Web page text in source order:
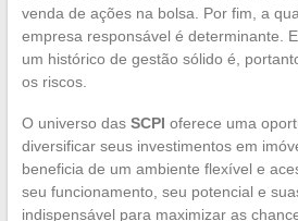
venda de ações na bolsa. Por fim, a
empresa responsável é determinante.
um histórico de gestão sólido é,
os riscos.
O universo das SCPI oferece uma
diversificar seus investimentos em
beneficia de um ambiente flexível e
seu funcionamento, seu potencial e
indispensável para maximizar as